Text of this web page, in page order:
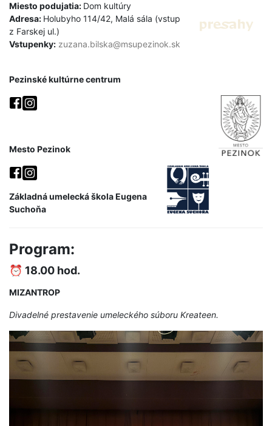
Miesto podujatia: Dom kultúry
Adresa: Holubyho 114/42, Malá sála (vstup
z Farskej ul.)
Vstupenky: zuzana.bilska@msupezinok.sk
Pezinské kultúrne centrum
Mesto Pezinok
Základná umelecká škola Eugena
Suchoňa
Program:
⏰ 18.00 hod.
MIZANTROP
Divadelné prestavenie umeleckého súboru Kreateen.